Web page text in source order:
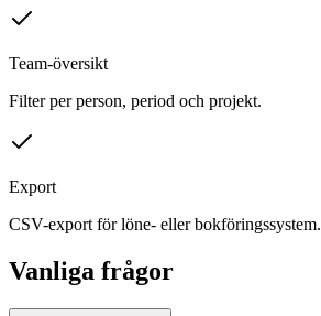
Team-översikt
Filter per person, period och projekt.
Export
CSV-export för löne- eller bokföringssystem.
Vanliga frågor